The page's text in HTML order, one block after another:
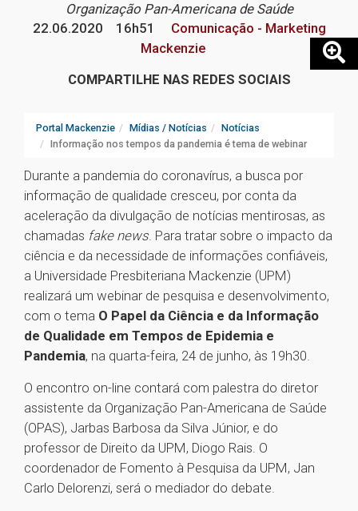
Organização Pan-Americana de Saúde
22.06.2020
16h51
Comunicação - Marketing
Mackenzie
COMPARTILHE NAS REDES SOCIAIS
Portal Mackenzie Mídias / Notícias
Notícias
Informação nos tempos da pandemia é tema de webinar
Durante a pandemia do coronavírus, a busca por
informação de qualidade cresceu, por conta da
aceleração da divulgação de notícias mentirosas, as
chamadas fake news. Para tratar sobre o impacto da
ciência e da necessidade de informações confiáveis,
a Universidade Presbiteriana Mackenzie (UPM)
realizará um webinar de pesquisa e desenvolvimento,
com o tema O Papel da Ciência e da Informação
de Qualidade em Tempos de Epidemia e
Pandemia, na quarta-feira, 24 de junho, às 19h30.
O encontro on-line contará com palestra do diretor
assistente da Organização Pan-Americana de Saúde
(OPAS), Jarbas Barbosa da Silva Júnior, e do
professor de Direito da UPM, Diogo Rais. O
coordenador de Fomento à Pesquisa da UPM, Jan
Carlo Delorenzi, será o mediador do debate.